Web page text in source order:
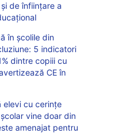
de înființare a
în școlile din
5 indicatori
dintre copiii cu
CE în
elevi cu cerințe
vine doar din
amenajat pentru